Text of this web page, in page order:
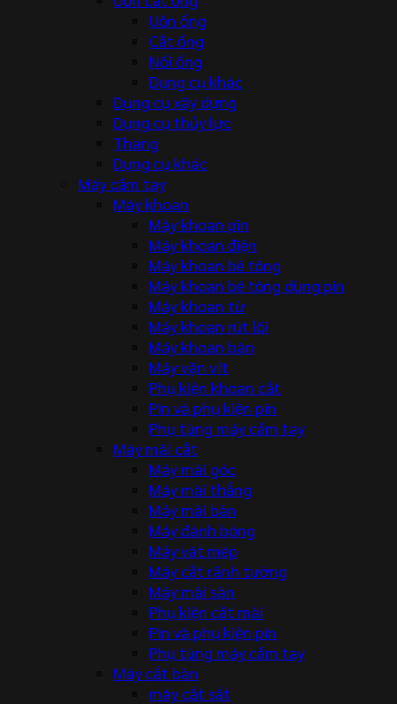
Uốn ống
Cắt ống
Nối ống
Dụng cụ khác
Dụng cụ xây dựng
Dụng cụ thủy lực
Thang
Dụng cụ khác
Máy cầm tay
Máy khoan
Máy khoan pin
Máy khoan điện
Máy khoan bê tông
Máy khoan bê tông dùng pin
Máy khoan từ
Máy khoan rút lõi
Máy khoan bàn
Máy vặn vít
Phụ kiện khoan cắt
Pin và phụ kiện pin
Phụ tùng máy cầm tay
Máy mài cắt
Máy mài góc
Máy mài thẳng
Máy mài bàn
Máy đánh bóng
Máy vát mép
Máy cắt rãnh tường
Máy mài sàn
Phụ kiện cắt mài
Pin và phụ kiện pin
Phụ tùng máy cầm tay
Máy cắt bàn
máy cắt sắt